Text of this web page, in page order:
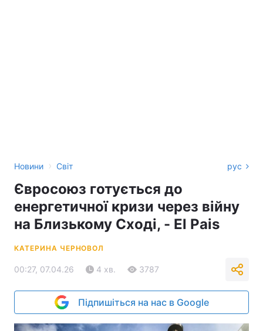
Новини › Світ рус
Євросоюз готується до
енергетичної кризи через війну
на Близькому Сході, - El Pais
КАТЕРИНА ЧЕРНОВОЛ
00:27, 07.04.26 4 хв. 3787
Підпишіться на нас в Google